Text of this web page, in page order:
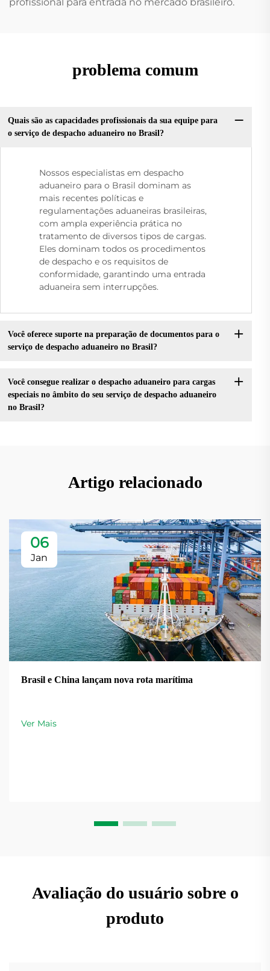
problema comum
Quais são as capacidades profissionais da sua equipe para
o serviço de despacho aduaneiro no Brasil?
Nossos especialistas em despacho
aduaneiro para o Brasil dominam as
mais recentes políticas e
regulamentações aduaneiras brasileiras,
com ampla experiência prática no
tratamento de diversos tipos de cargas.
Eles dominam todos os procedimentos
de despacho e os requisitos de
conformidade, garantindo uma entrada
aduaneira sem interrupções.
Você oferece suporte na preparação de documentos para o
serviço de despacho aduaneiro no Brasil?
Você consegue realizar o despacho aduaneiro para cargas
especiais no âmbito do seu serviço de despacho aduaneiro
no Brasil?
Artigo relacionado
06
Jan
Brasil e China lançam nova rota marítima
Ver Mais
Avaliação do usuário sobre o
produto